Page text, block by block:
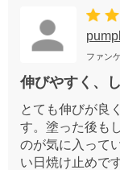
ファン
伸びやすく、
とても伸びが良
す。塗った後も
のが気に入って
い日焼け止めで